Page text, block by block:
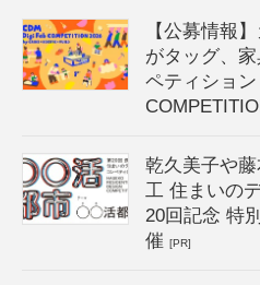
【公募情報
がタッグ、
ペティショ
乾久美子や
工 住まいの
20回記念 特
催[PR]